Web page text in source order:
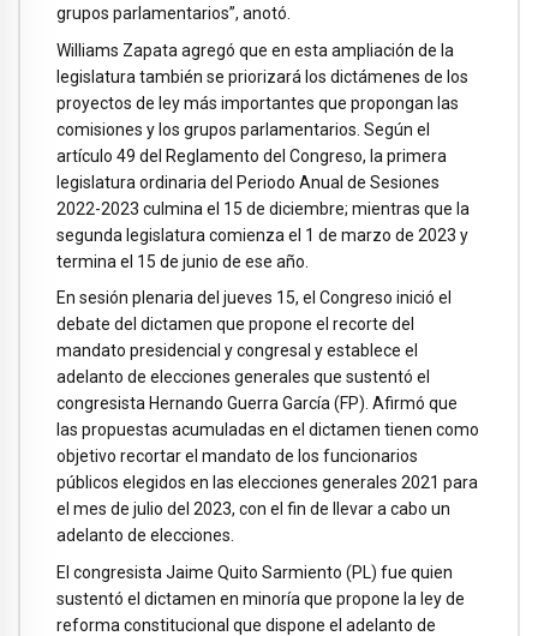
grupos parlamentarios”, anotó.
Williams Zapata agregó que en esta ampliación de la
legislatura también se priorizará los dictámenes de los
proyectos de ley más importantes que propongan las
comisiones y los grupos parlamentarios. Según el
artículo 49 del Reglamento del Congreso, la primera
legislatura ordinaria del Periodo Anual de Sesiones
2022-2023 culmina el 15 de diciembre; mientras que la
segunda legislatura comienza el 1 de marzo de 2023 y
termina el 15 de junio de ese año.
En sesión plenaria del jueves 15, el Congreso inició el
debate del dictamen que propone el recorte del
mandato presidencial y congresal y establece el
adelanto de elecciones generales que sustentó el
congresista Hernando Guerra García (FP). Afirmó que
las propuestas acumuladas en el dictamen tienen como
objetivo recortar el mandato de los funcionarios
públicos elegidos en las elecciones generales 2021 para
el mes de julio del 2023, con el fin de llevar a cabo un
adelanto de elecciones.
El congresista Jaime Quito Sarmiento (PL) fue quien
sustentó el dictamen en minoría que propone la ley de
reforma constitucional que dispone el adelanto de